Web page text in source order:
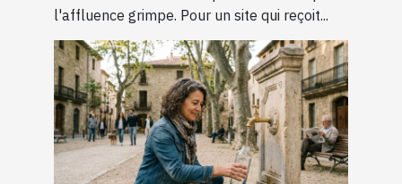
l'affluence grimpe. Pour un site qui reçoit...